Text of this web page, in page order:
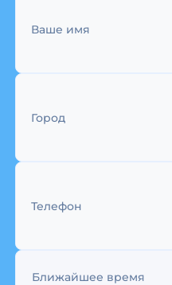
Ваше имя
Город
Телефон
Ближайшее время